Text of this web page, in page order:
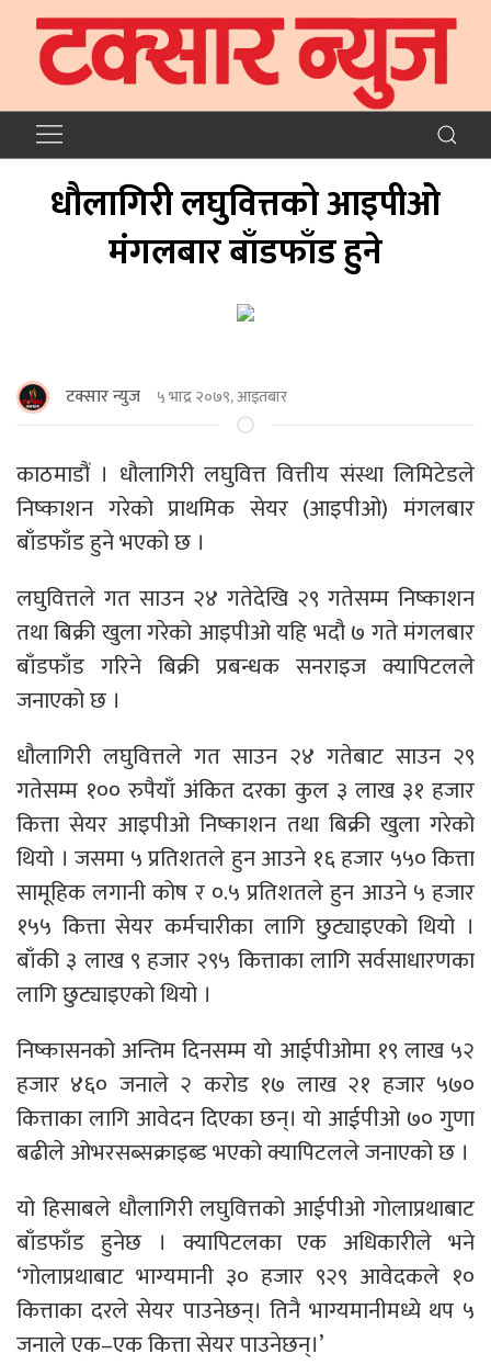
धौलागिरी लघुवित्तको आइपीओ
मंगलबार बाँडफाँड हुने
टक्सार न्युज ५ भाद्र २०७९, आइतबार
काठमाडौं । धौलागिरी लघुवित्त वित्तीय संस्था लिमिटेडले
निष्काशन गरेको प्राथमिक सेयर (आइपीओ) मंगलबार
बाँडफाँड हुने भएको छ ।
लघुवित्तले गत साउन २४ गतेदेखि २९ गतेसम्म निष्काशन
तथा बिक्री खुला गरेको आइपीओ यहि भदौ ७ गते मंगलबार
बाँडफाँड गरिने बिक्री प्रबन्धक सनराइज क्यापिटलले
जनाएको छ ।
धौलागिरी लघुवित्तले गत साउन २४ गतेबाट साउन २९
गतेसम्म १०० रुपैयाँ अंकित दरका कुल ३ लाख ३१ हजार
कित्ता सेयर आइपीओ निष्काशन तथा बिक्री खुला गरेको
थियो । जसमा ५ प्रतिशतले हुन आउने १६ हजार ५५० कित्ता
सामूहिक लगानी कोष र ०.५ प्रतिशतले हुन आउने ५ हजार
१५५ कित्ता सेयर कर्मचारीका लागि छुट्याइएको थियो ।
बाँकी ३ लाख ९ हजार २९५ कित्ताका लागि सर्वसाधारणका
लागि छुट्याइएको थियो ।
निष्कासनको अन्तिम दिनसम्म यो आईपीओमा १९ लाख ५२
हजार ४६० जनाले २ करोड १७ लाख २१ हजार ५७०
कित्ताका लागि आवेदन दिएका छन्। यो आईपीओ ७० गुणा
बढीले ओभरसब्सक्राइब्ड भएको क्यापिटलले जनाएको छ ।
यो हिसाबले धौलागिरी लघुवित्तको आईपीओ गोलाप्रथाबाट
बाँडफाँड हुनेछ । क्यापिटलका एक अधिकारीले भने
‘गोलाप्रथाबाट भाग्यमानी ३० हजार ९२९ आवेदकले १०
कित्ताका दरले सेयर पाउनेछन्। तिनै भाग्यमानीमध्ये थप ५
जनाले एक–एक कित्ता सेयर पाउनेछन्।’